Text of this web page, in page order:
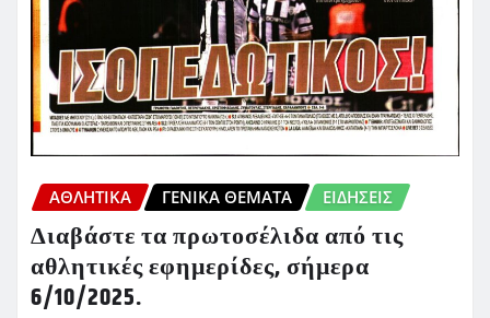
ΑΘΛΗΤΙΚΑ ΓΕΝΙΚΑ ΘΕΜΑΤΑ ΕΙΔΗΣΕΙΣ
Διαβάστε τα πρωτοσέλιδα από τις
αθλητικές εφημερίδες, σήμερα
6/10/2025.